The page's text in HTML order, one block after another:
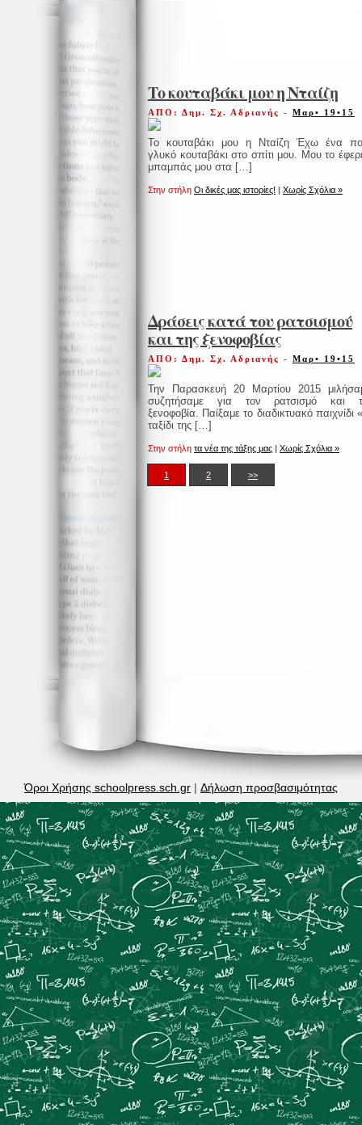
Το κουταβάκι μου η Νταίζη
ΑΠΟ: Δημ. Σχ. Αδριανής - Μαρ• 19•15
Το κουταβάκι μου η Νταίζη Έχω ένα
γλυκό κουταβάκι στο σπίτι μου. Μου το
μπαμπάς μου στα […]
Στην στήλη Οι δικές μας ιστορίες! | Χωρίς Σχόλια »
Δράσεις κατά του ρατσισμού
και της ξενοφοβίας
ΑΠΟ: Δημ. Σχ. Αδριανής - Μαρ• 19•15
Την Παρασκευή 20 Μαρτίου 2015
συζητήσαμε για τον ρατσισμό και
ξενοφοβία. Παίξαμε το διαδικτυακό παιχνίδι
ταξίδι της […]
Στην στήλη τα νέα της τάξης μας | Χωρίς Σχόλια »
1 2 >>
Όροι Χρήσης schoolpress.sch.gr | Δήλωση προσβασιμότητας